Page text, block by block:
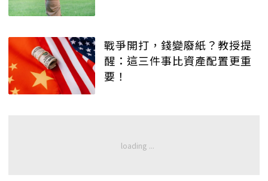
戰爭開打，錢變廢紙？教授提
醒：這三件事比資產配置更重
要！